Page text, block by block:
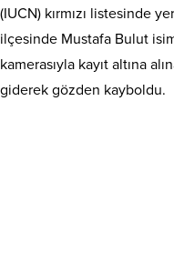
(IUCN) kırmızı listesinde
ilçesinde Mustafa Bulut
kamerasıyla kayıt altına
giderek gözden kayboldu.